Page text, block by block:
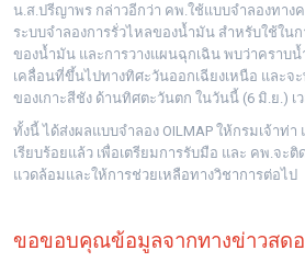
น.ส.ปรีญาพร กล่าวอีกว่า คพ.ใช้แบบจำลองทาง
ระบบจำลองการรั่วไหลของน้ำมัน สำหรับใช้ใน
ของน้ำมัน และการวางแผนฉุกเฉิน พบว่าคราบ
เคลื่อนที่ขึ้นไปทางทิศะวันออกเฉียงเหนือ และจ
ของเกาะสีชัง ด้านทิศตะวันตก ในวันนี้ (6 มิ.ย.) เ
ทั้งนี้ ได้ส่งผลแบบจำลอง OILMAP ให้กรมเจ้าท่
เรียบร้อยแล้ว เพื่อเตรียมการรับมือ และ คพ.จะ
แวดล้อมและให้การช่วยเหลือทางวิชาการต่อไป
ขอขอบคุณข้อมูลจากทางข่าวสด